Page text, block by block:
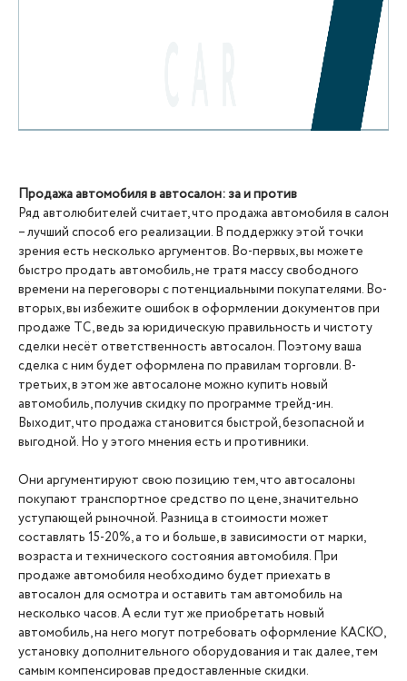
Продажа автомобиля в автосалон: за и против
Ряд автолюбителей считает, что продажа автомобиля в салон
– лучший способ его реализации. В поддержку этой точки
зрения есть несколько аргументов. Во-первых, вы можете
быстро продать автомобиль, не тратя массу свободного
времени на переговоры с потенциальными покупателями. Во-
вторых, вы избежите ошибок в оформлении документов при
продаже ТС, ведь за юридическую правильность и чистоту
сделки несёт ответственность автосалон. Поэтому ваша
сделка с ним будет оформлена по правилам торговли. В-
третьих, в этом же автосалоне можно купить новый
автомобиль, получив скидку по программе трейд-ин.
Выходит, что продажа становится быстрой, безопасной и
выгодной. Но у этого мнения есть и противники.
Они аргументируют свою позицию тем, что автосалоны
покупают транспортное средство по цене, значительно
уступающей рыночной. Разница в стоимости может
составлять 15-20%, а то и больше, в зависимости от марки,
возраста и технического состояния автомобиля. При
продаже автомобиля необходимо будет приехать в
автосалон для осмотра и оставить там автомобиль на
несколько часов. А если тут же приобретать новый
автомобиль, на него могут потребовать оформление КАСКО,
установку дополнительного оборудования и так далее, тем
самым компенсировав предоставленные скидки.